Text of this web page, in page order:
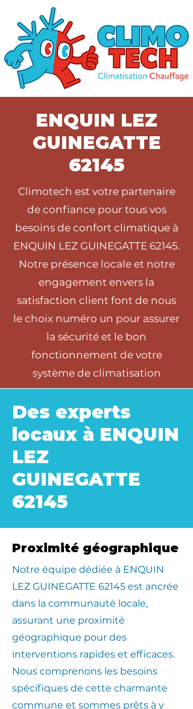
ENQUIN LEZ
GUINEGATTE
62145
Climotech est votre partenaire
de confiance pour tous vos
besoins de confort climatique à
ENQUIN LEZ GUINEGATTE 62145.
Notre présence locale et notre
engagement envers la
satisfaction client font de nous
le choix numéro un pour assurer
la sécurité et le bon
fonctionnement de votre
système de climatisation
Des experts
locaux à ENQUIN
LEZ
GUINEGATTE
62145
Proximité géographique
​Notre équipe dédiée à ENQUIN
LEZ GUINEGATTE 62145 est ancrée
dans la communauté locale,
assurant une proximité
géographique pour des
interventions rapides et efficaces.
Nous comprenons les besoins
spécifiques de cette charmante
commune et sommes prêts à y